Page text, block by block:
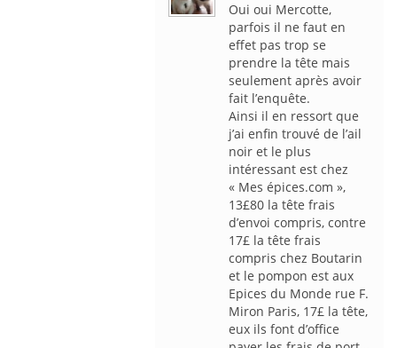
Oui oui Mercotte,
parfois il ne faut en
effet pas trop se
prendre la tête mais
seulement après avoir
fait l’enquête.
Ainsi il en ressort que
j’ai enfin trouvé de l’ail
noir et le plus
intéressant est chez
« Mes épices.com »,
13£80 la tête frais
d’envoi compris, contre
17£ la tête frais
compris chez Boutarin
et le pompon est aux
Epices du Monde rue F.
Miron Paris, 17£ la tête,
eux ils font d’office